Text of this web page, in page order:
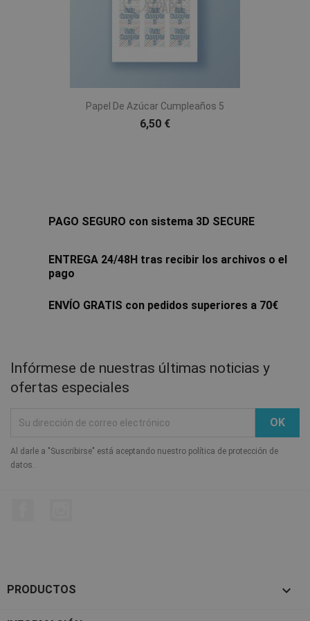
Papel De Azúcar Cumpleaños 5
6,50 €
PAGO SEGURO con sistema 3D SECURE
ENTREGA 24/48H tras recibir los archivos o el
pago
ENVÍO GRATIS con pedidos superiores a 70€
Infórmese de nuestras últimas noticias y
ofertas especiales
Al darle a "Suscribirse" está aceptando nuestro política de protección de
datos.
PRODUCTOS 